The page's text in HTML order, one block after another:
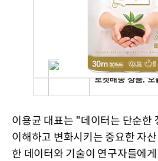
이용균 대표는 "데이터는 단순한
이해하고 변화시키는 중요한 자
한 데이터와 기술이 연구자들에